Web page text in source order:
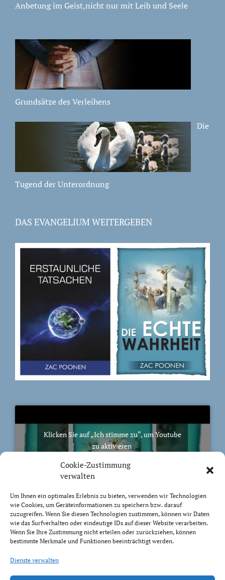
Cookie-Zustimmung
verwalten
Um Ihnen ein optimales Erlebnis zu bieten, verwenden wir Technologien
wie Cookies, um Geräteinformationen zu speichern bzw. darauf
zuzugreifen. Wenn Sie diesen Technologien zustimmen, können wir Daten
wie das Surfverhalten oder eindeutige IDs auf dieser Website verarbeiten.
Wenn Sie Ihre Zustimmung nicht erteilen oder zurückziehen, können
bestimmte Merkmale und Funktionen beeinträchtigt werden.
Dienste verwalten
Anbetung im Geist,nicht nur mit Leib und Seele
Grundsätze des Verleihens
Die
Tugend der Unterordnung
DAS EVANGELIUM WEITERGEBEN
Klicken Sie auf „Ich stimme zu“, um Youtube
zu aktivieren
Ich stimme zu
BIBELVERS DES TAGES
Trachtet nach dem, was droben ist, nicht nach dem,
was auf Erden ist.